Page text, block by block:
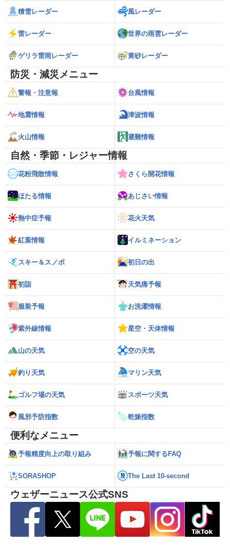
積雪レーダー 風レーダー
雷レーダー 世界の雨雲レーダー
ゲリラ雷雨レーダー 黄砂レーダー
防災・減災メニュー
警報・注意報 台風情報
地震情報 津波情報
火山情報 避難情報
自然・季節・レジャー情報
花粉飛散情報 さくら開花情報
ほたる情報 あじさい情報
熱中症予報 花火天気
紅葉情報 イルミネーション
スキー＆スノボ 初日の出
初詣 天気痛予報
服装予報 お洗濯情報
紫外線情報 星空・天体情報
山の天気 空の天気
釣り天気 マリン天気
ゴルフ場の天気 スポーツ天気
風邪予防指数 乾燥指数
便利なメニュー
予報精度向上の取り組み 予報に関するFAQ
SORASHOP The Last 10-second
ウェザーニュース公式SNS